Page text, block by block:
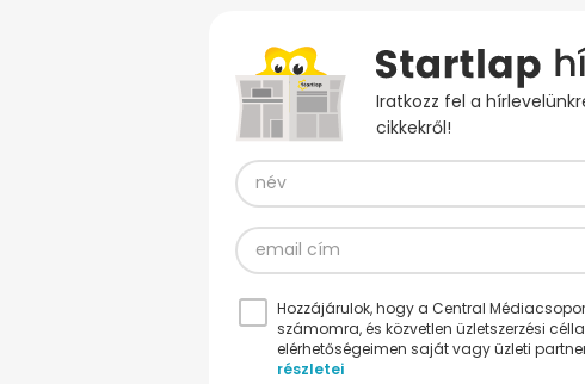
Iratkozz fel a
cikkekről!
Hozzájárulok, hogy a Central
számomra, és közvetlen üzletszerzési
elérhetőségeimen saját vagy üzleti
részletei